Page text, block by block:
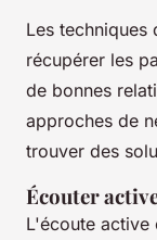
Les techniques
récupérer les
de bonnes
approches de
trouver des
Écouter
L'écoute active